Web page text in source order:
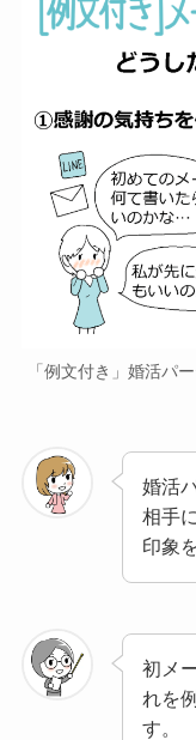
「例文付き」婚活パ
婚活
相手
印象
初メ
れを
す。